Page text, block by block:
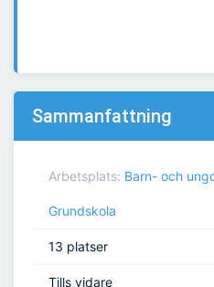
Sammanfattning
Arbetsplats: Barn- och
Grundskola
13 platser
Tills vidare